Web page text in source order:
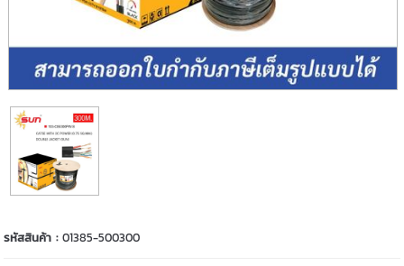
รหัสสินค้า :01385-500300